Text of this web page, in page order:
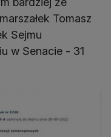
Tomasz
Sejmu
w Senacie - 31